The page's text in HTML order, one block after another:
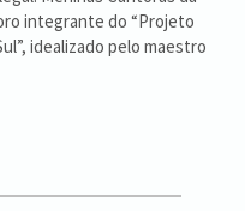
integrante do “Projeto
idealizado pelo maestro